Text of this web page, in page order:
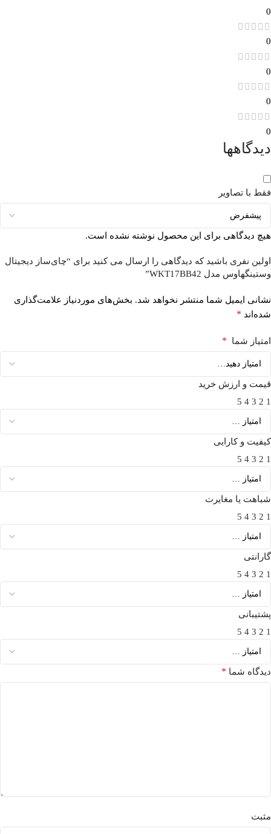
0
0
0
0
0
دیدگاهها
فقط با تصاویر
هیچ دیدگاهی برای این محصول نوشته نشده است.
اولین نفری باشید که دیدگاهی را ارسال می کنید برای “چای‌ساز دیجیتال
وستینگهاوس مدل WKT17BB42”
نشانی ایمیل شما منتشر نخواهد شد. بخش‌های موردنیاز علامت‌گذاری
شده‌اند *
امتیاز شما *
قیمت و ارزش خرید
1
2
3
4
5
کیفیت و کارایی
1
2
3
4
5
شباهت یا مغایرت
1
2
3
4
5
گارانتی
1
2
3
4
5
پشتیبانی
1
2
3
4
5
دیدگاه شما *
مثبت